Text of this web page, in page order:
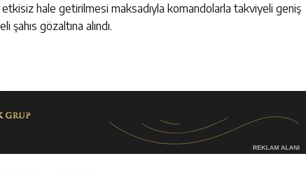
hale getirilmesi maksadıyla komandolarla takviyeli geniş
şahıs gözaltına alındı.